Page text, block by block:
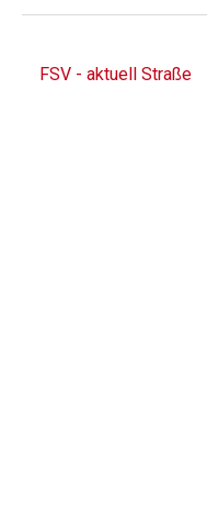
FSV - aktuell Straße